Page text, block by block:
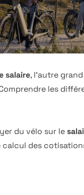
salaire, l'autre
les
du vélo sur le
des